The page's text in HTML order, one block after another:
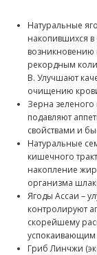
Натуральные
накопившихся
рекордным
B. Улучшают
очищению
Зерна
подавляют
свойствами и
Натуральные
кишечного
накопление
организма
Ягоды Ассаи –
контролируют
скорейшему
успокаивающим
Гриб Линчжи